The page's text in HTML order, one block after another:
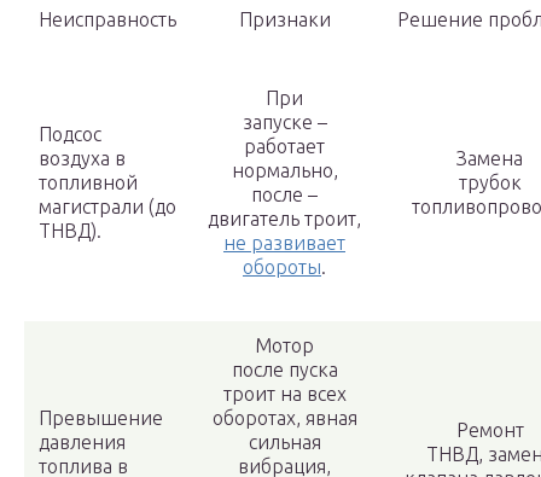
Неисправность Признаки Решение
Подсос
воздуха в
топливной
магистрали (до
ТНВД).
При
запуске –
работает
нормально,
после –
двигатель троит,
не развивает
обороты.
Замена
трубок
Превышение
давления
топлива в
Мотор
после пуска
троит на всех
оборотах, явная
сильная
вибрация,
Ремонт
ТНВД,